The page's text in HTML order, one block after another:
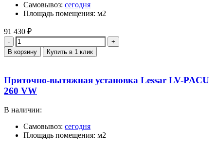
Самовывоз: сегодня
Площадь помещения: м2
91 430 ₽
Количество
В корзину Купить в 1 клик
Приточно-вытяжная установка Lessar LV-PACU
260 VW
В наличии:
Самовывоз: сегодня
Площадь помещения: м2